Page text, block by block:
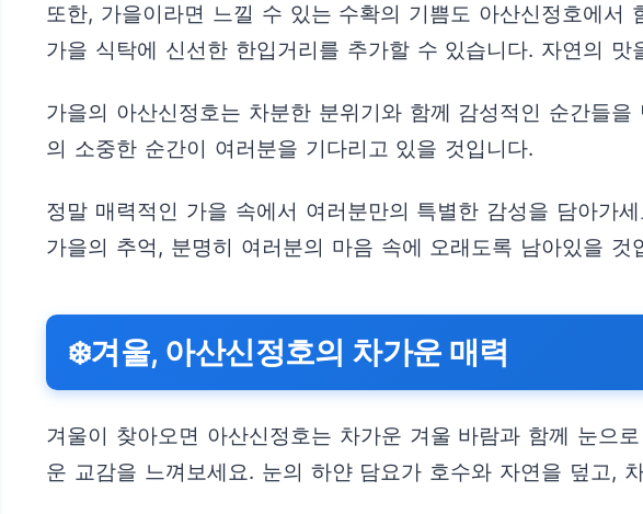
또한, 가을이라면 느낄 수 있는 수확의 기쁨도 아산신정호에
가을 식탁에 신선한 한입거리를 추가할 수 있습니다. 자연의
가을의 아산신정호는 차분한 분위기와 함께 감성적인 순간들
의 소중한 순간이 여러분을 기다리고 있을 것입니다.
정말 매력적인 가을 속에서 여러분만의 특별한 감성을 담아가
가을의 추억, 분명히 여러분의 마음 속에 오래도록 남아있을 것
❄️겨울, 아산신정호의 차가운 매력
겨울이 찾아오면 아산신정호는 차가운 겨울 바람과 함께 눈으
운 교감을 느껴보세요. 눈의 하얀 담요가 호수와 자연을 덮고,